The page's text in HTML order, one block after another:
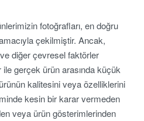
fotoğrafları, en doğru
çekilmiştir. Ancak,
ve diğer çevresel faktörler
gerçek ürün arasında küçük
kalitesini veya özelliklerini
kesin bir karar vermeden
veya ürün gösterimlerinden